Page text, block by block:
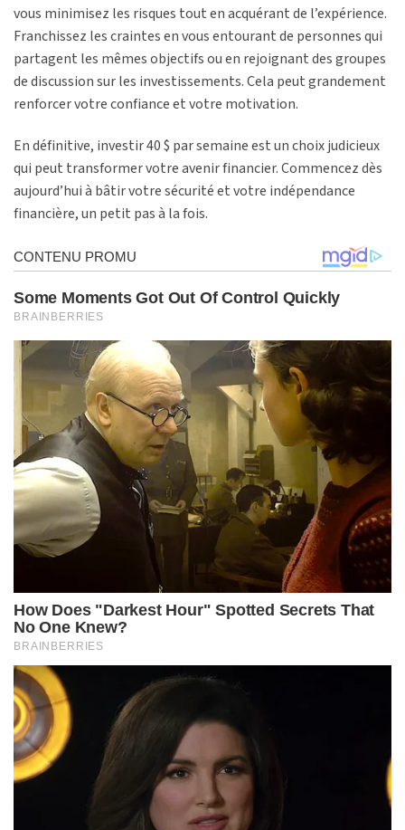
vous minimisez les risques tout en acquérant de l’expérience.
Franchissez les craintes en vous entourant de personnes qui
partagent les mêmes objectifs ou en rejoignant des groupes
de discussion sur les investissements. Cela peut grandement
renforcer votre confiance et votre motivation.
En définitive, investir 40 $ par semaine est un choix judicieux
qui peut transformer votre avenir financier. Commencez dès
aujourd’hui à bâtir votre sécurité et votre indépendance
financière, un petit pas à la fois.